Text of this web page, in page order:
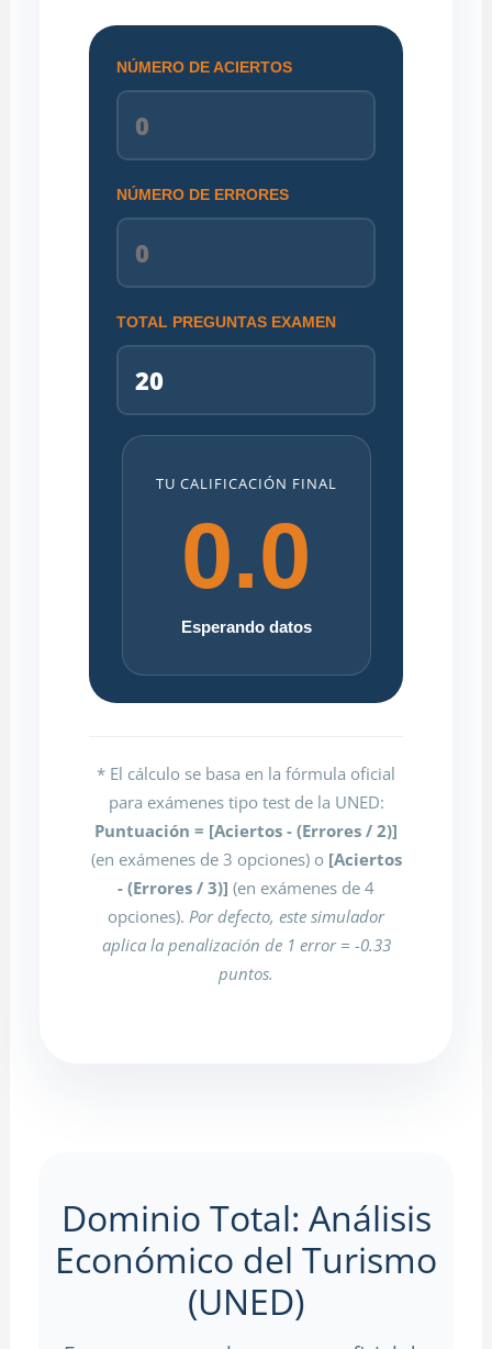
NÚMERO DE ACIERTOS
NÚMERO DE ERRORES
TOTAL PREGUNTAS EXAMEN
TU CALIFICACIÓN FINAL
0.0
Esperando datos
* El cálculo se basa en la fórmula oficial
para exámenes tipo test de la UNED:
Puntuación = [Aciertos - (Errores / 2)]
(en exámenes de 3 opciones) o [Aciertos
- (Errores / 3)] (en exámenes de 4
opciones). Por defecto, este simulador
aplica la penalización de 1 error = -0.33
puntos.
Dominio Total: Análisis
Económico del Turismo
(UNED)